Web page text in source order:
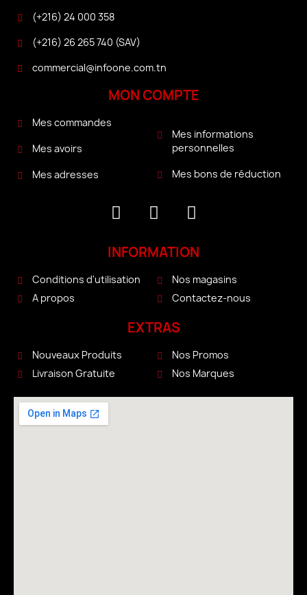
(+216) 24 000 358
(+216) 26 265 740 (SAV)
commercial@infoone.com.tn
MON COMPTE
Mes commandes
Mes avoirs
Mes adresses
Mes informations
personnelles
Mes bons de réduction
INFORMATION
Conditions d'utilisation
A propos
Nos magasins
Contactez-nous
EXTRAS
Nouveaux Produits
Livraison Gratuite
Nos Promos
Nos Marques